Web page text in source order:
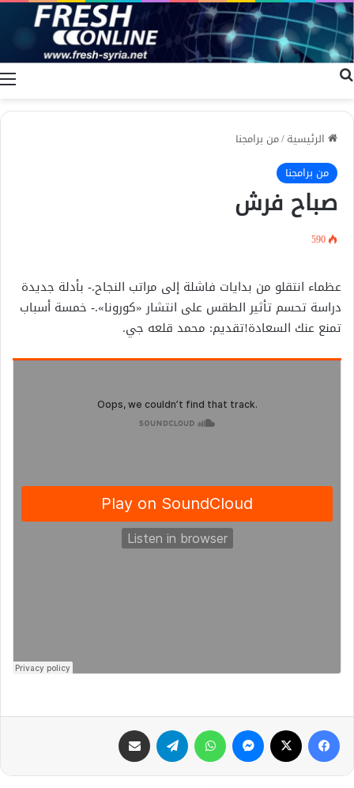
الرئيسية/من برامجنا
من برامجنا
صباح فرش
590
عظماء انتقلو من بدايات فاشلة إلى مراتب النجاح.- بأدلة جديدة
دراسة تحسم تأثير الطقس على انتشار «كورونا».- خمسة أسباب
تمنع عنك السعادة!تقديم: محمد قلعه جي.
فيسبوك ماسنجر واتساب تيلقرام